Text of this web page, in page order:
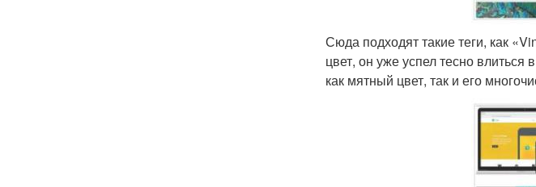
Сюда подходят такие теги, как
цвет, он уже успел тесно
как мятный цвет, так и его